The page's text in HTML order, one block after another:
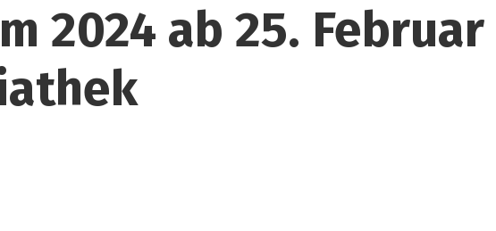
2024 ab 25. Februar